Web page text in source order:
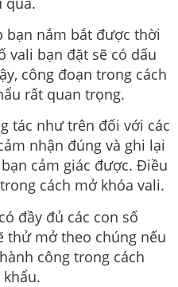
bạn nắm bắt được thời
vali bạn đặt sẽ có dấu
công đoạn trong cách
rất quan trọng.
tác như trên đối với các
nhận đúng và ghi lại
cảm giác được. Điều
cách mở khóa vali.
đầy đủ các con số
thử mở theo chúng nếu
công trong cách